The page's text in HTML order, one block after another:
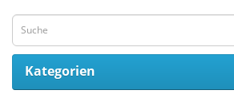
Kategorien